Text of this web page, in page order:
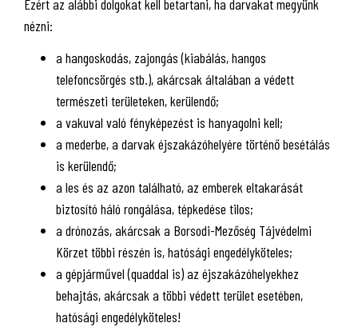
Ezért az alábbi dolgokat kell betartani, ha darvakat megyünk
nézni:
a hangoskodás, zajongás (kiabálás, hangos
telefoncsörgés stb.), akárcsak általában a védett
természeti területeken, kerülendő;
a vakuval való fényképezést is hanyagolni kell;
a mederbe, a darvak éjszakázóhelyére történő besétálás
is kerülendő;
a les és az azon található, az emberek eltakarását
biztosító háló rongálása, tépkedése tilos;
a drónozás, akárcsak a Borsodi-Mezőség Tájvédelmi
Körzet többi részén is, hatósági engedélyköteles;
a gépjárművel (quaddal is) az éjszakázóhelyekhez
behajtás, akárcsak a többi védett terület esetében,
hatósági engedélyköteles!